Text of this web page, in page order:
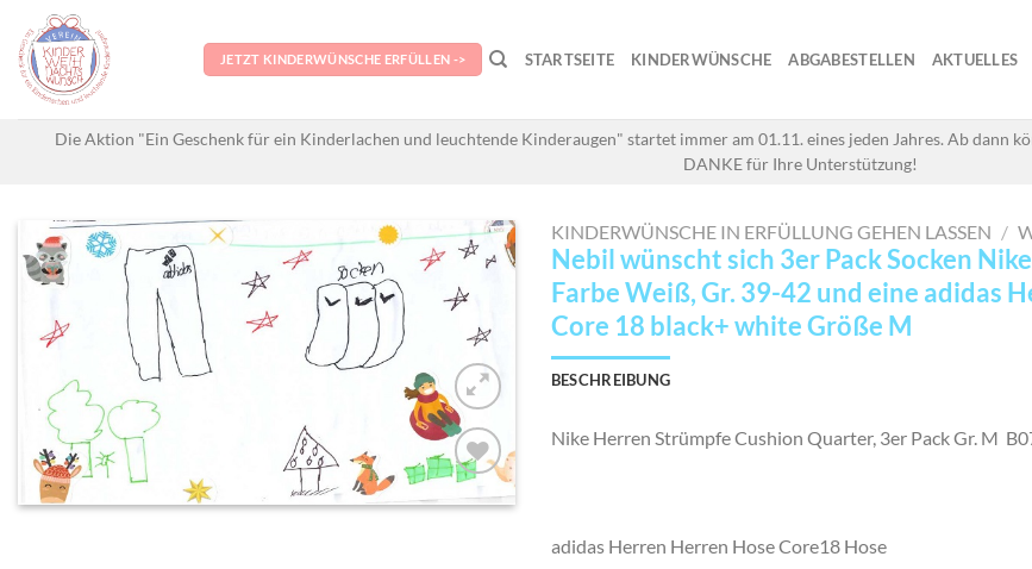
content
JETZT KINDERWÜNSCHE ERFÜLLEN -> STARTSEITE KINDERWÜNSCHE ABGABESTELLEN AKTUELLES
Die Aktion "Ein Geschenk für ein Kinderlachen und leuchtende Kinderaugen" startet immer am 01.11. eines jeden Jahres. Ab dann
DANKE für Ihre Unterstützung!
AUF MEINE
KINDERWÜNSCHE IN ERFÜLLUNG GEHEN LASSEN /
Nebil wünscht sich 3er Pack Socken
Farbe Weiß, Gr. 39-42 und eine adidas
Core 18 black+ white Größe M
BESCHREIBUNG
Nike Herren Strümpfe Cushion Quarter, 3er Pack Gr. M
adidas Herren Herren Hose Core18 Hose